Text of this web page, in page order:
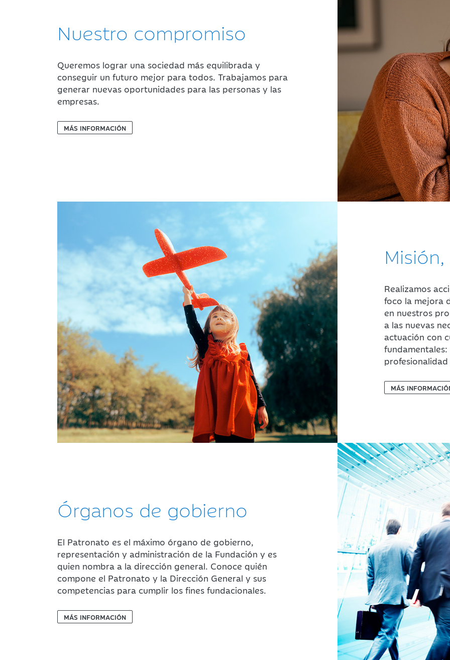
Nuestro compromiso
Queremos lograr una sociedad más equilibrada y
conseguir un futuro mejor para todos. Trabajamos para
generar nuevas oportunidades para las personas y las
empresas.
MÁS INFORMACIÓN
Realizamos
foco la mejora
en nuestros
a las nuevas
actuación con
MÁS
Órganos de gobierno
El Patronato es el máximo órgano de gobierno,
representación y administración de la Fundación y es
quien nombra a la dirección general. Conoce quién
compone el Patronato y la Dirección General y sus
competencias para cumplir los fines fundacionales.
MÁS INFORMACIÓN